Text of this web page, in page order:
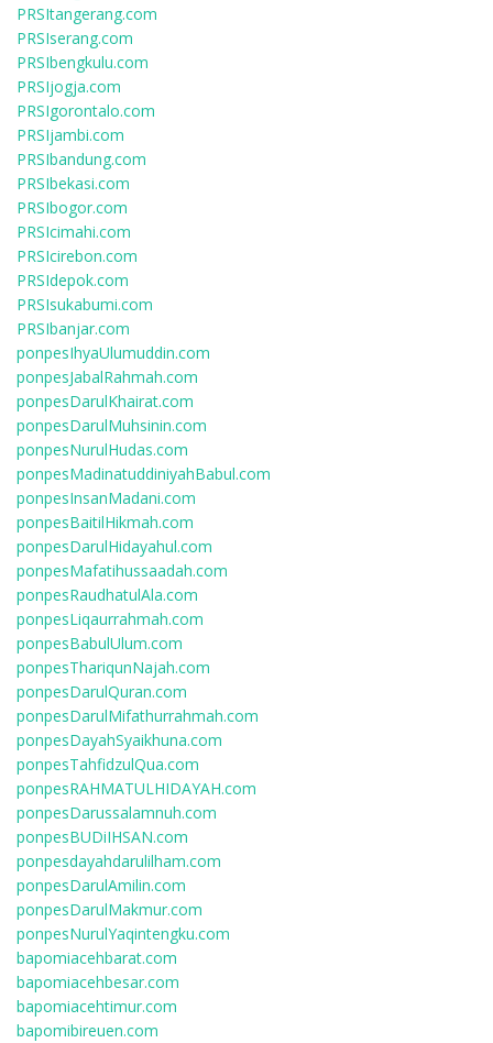
PRSItangerang.com
PRSIserang.com
PRSIbengkulu.com
PRSIjogja.com
PRSIgorontalo.com
PRSIjambi.com
PRSIbandung.com
PRSIbekasi.com
PRSIbogor.com
PRSIcimahi.com
PRSIcirebon.com
PRSIdepok.com
PRSIsukabumi.com
PRSIbanjar.com
ponpesIhyaUlumuddin.com
ponpesJabalRahmah.com
ponpesDarulKhairat.com
ponpesDarulMuhsinin.com
ponpesNurulHudas.com
ponpesMadinatuddiniyahBabul.com
ponpesInsanMadani.com
ponpesBaitilHikmah.com
ponpesDarulHidayahul.com
ponpesMafatihussaadah.com
ponpesRaudhatulAla.com
ponpesLiqaurrahmah.com
ponpesBabulUlum.com
ponpesThariqunNajah.com
ponpesDarulQuran.com
ponpesDarulMifathurrahmah.com
ponpesDayahSyaikhuna.com
ponpesTahfidzulQua.com
ponpesRAHMATULHIDAYAH.com
ponpesDarussalamnuh.com
ponpesBUDiIHSAN.com
ponpesdayahdarulilham.com
ponpesDarulAmilin.com
ponpesDarulMakmur.com
ponpesNurulYaqintengku.com
bapomiacehbarat.com
bapomiacehbesar.com
bapomiacehtimur.com
bapomibireuen.com